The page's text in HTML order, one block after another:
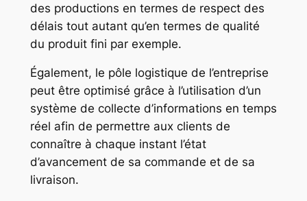
des productions en termes de respect des
délais tout autant qu’en termes de qualité
du produit fini par exemple.
Également, le pôle logistique de l’entreprise
peut être optimisé grâce à l’utilisation d’un
système de collecte d’informations en temps
réel afin de permettre aux clients de
connaître à chaque instant l’état
d’avancement de sa commande et de sa
livraison.